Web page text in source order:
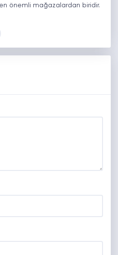
önemli mağazalardan biridir.